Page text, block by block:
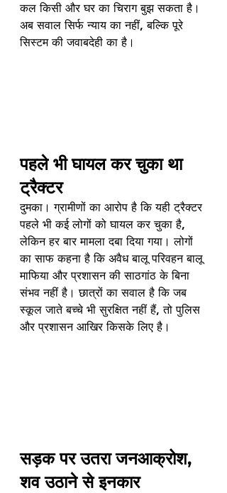
कल किसी और घर का चिराग बुझ सकता है।
अब सवाल सिर्फ न्याय का नहीं, बल्कि पूरे
सिस्टम की जवाबदेही का है।
पहले भी घायल कर चुका था
ट्रैक्टर
दुमका। ग्रामीणों का आरोप है कि यही ट्रैक्टर
पहले भी कई लोगों को घायल कर चुका है,
लेकिन हर बार मामला दबा दिया गया। लोगों
का साफ कहना है कि अवैध बालू परिवहन बालू
माफिया और प्रशासन की साठगांठ के बिना
संभव नहीं है। छात्रों का सवाल है कि जब
स्कूल जाते बच्चे भी सुरक्षित नहीं हैं, तो पुलिस
और प्रशासन आखिर किसके लिए है।
सड़क पर उतरा जनआक्रोश,
शव उठाने से इनकार